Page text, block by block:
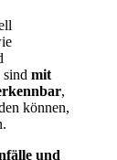
sindmit
,
können,
und